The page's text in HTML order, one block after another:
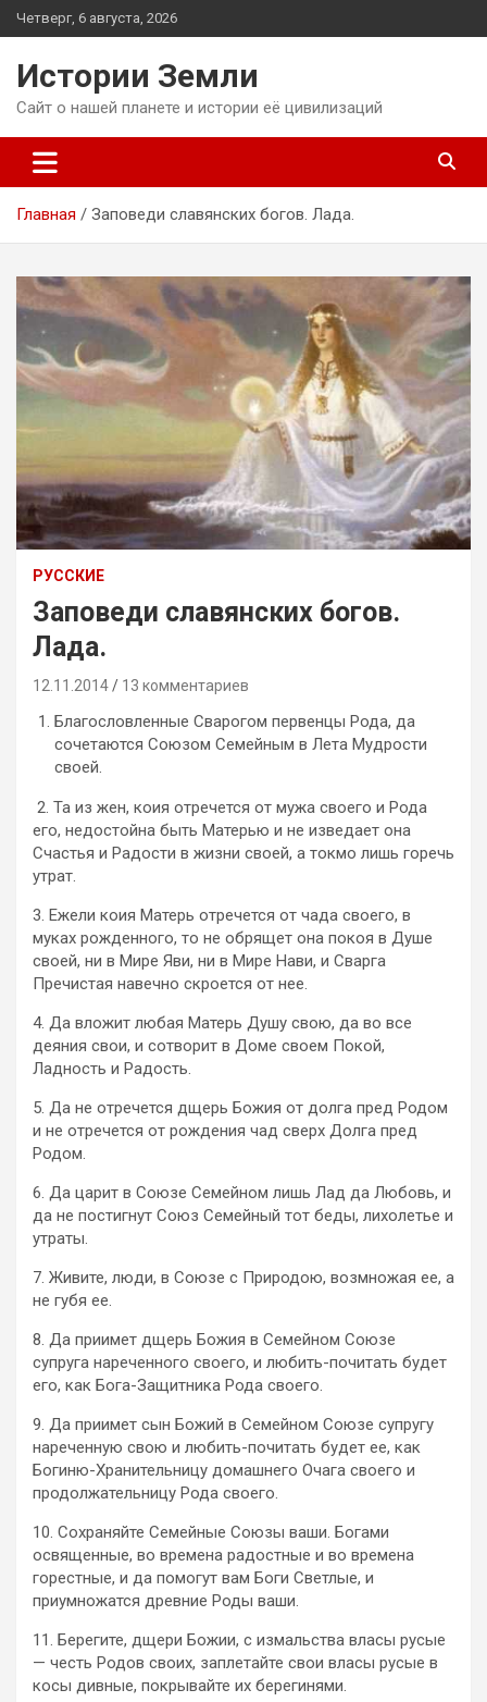
Перейти
к
Четверг, 6 августа, 2026
Истории Земли
Сайт о нашей планете и истории её цивилизаций
Главная Заповеди славянских богов. Лада.
РУССКИЕ
Заповеди славянских богов.
Лада.
12.11.2014 13 комментариев
Благословленные Сварогом первенцы Рода, да
сочетаются Союзом Семейным в Лета Мудрости
своей.
2. Та из жен, коия отречется от мужа своего и Рода
его, недостойна быть Матерью и не изведает она
Счастья и Радости в жизни своей, а токмо лишь горечь
утрат.
3. Ежели коия Матерь отречется от чада своего, в
муках рожденного, то не обрящет она покоя в Душе
своей, ни в Мире Яви, ни в Мире Нави, и Сварга
Пречистая навечно скроется от нее.
4. Да вложит любая Матерь Душу свою, да во все
деяния свои, и сотворит в Доме своем Покой,
Ладность и Радость.
5. Да не отречется дщерь Божия от долга пред Родом
и не отречется от рождения чад сверх Долга пред
Родом.
6. Да царит в Союзе Семейном лишь Лад да Любовь, и
да не постигнут Союз Семейный тот беды, лихолетье и
утраты.
7. Живите, люди, в Союзе с Природою, возмножая ее, а
не губя ее.
8. Да приимет дщерь Божия в Семейном Союзе
супруга нареченного своего, и любить-почитать будет
его, как Бога-Защитника Рода своего.
9. Да приимет сын Божий в Семейном Союзе супругу
нареченную свою и любить-почитать будет ее, как
Богиню-Хранительницу домашнего Очага своего и
продолжательницу Рода своего.
10. Сохраняйте Семейные Союзы ваши. Богами
освященные, во времена радостные и во времена
горестные, и да помогут вам Боги Светлые, и
приумножатся древние Роды ваши.
11. Берегите, дщери Божии, с измальства власы русые
— честь Родов своих, заплетайте свои власы русые в
косы дивные, покрывайте их берегинями.